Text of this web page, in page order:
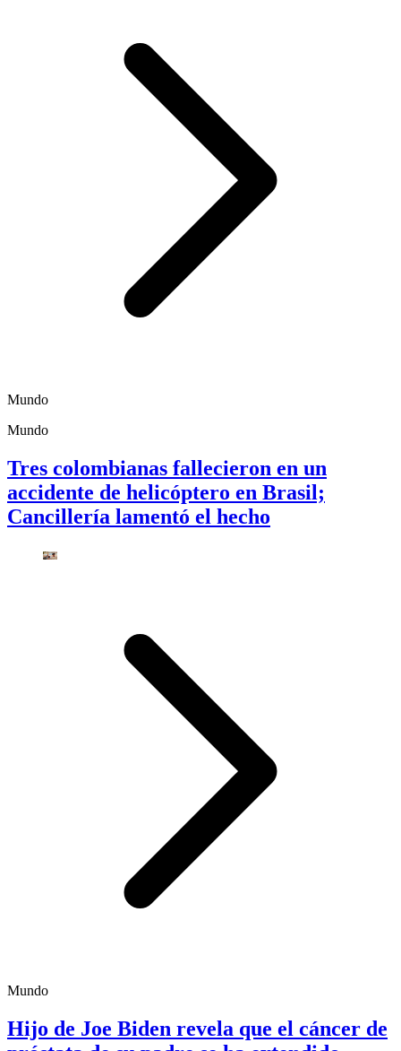
Mundo
Mundo
Tres colombianas fallecieron en un
accidente de helicóptero en Brasil;
Cancillería lamentó el hecho
Mundo
Hijo de Joe Biden revela que el cáncer de